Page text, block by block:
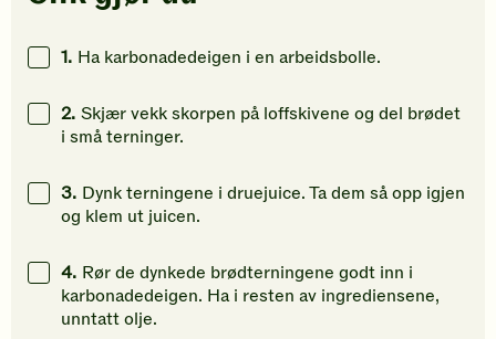
gi
din
din
1. Ha karbonadedeigen i en arbeidsbolle.
2. Skjær vekk skorpen på loffskivene og del brødet
i små terninger.
3. Dynk terningene i druejuice. Ta dem så opp igjen
og klem ut juicen.
4. Rør de dynkede brødterningene godt inn i
karbonadedeigen. Ha i resten av ingrediensene,
unntatt olje.